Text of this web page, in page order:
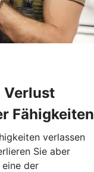
Verlust
Fähigkeiten
verlassen
Sie aber
der